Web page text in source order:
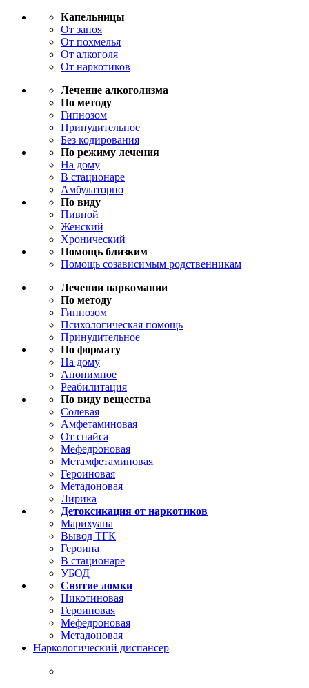
Капельницы
От запоя
От похмелья
От алкоголя
От наркотиков
Лечение алкоголизма
По методу
Гипнозом
Принудительное
Без кодирования
По режиму лечения
На дому
В стационаре
Амбулаторно
По виду
Пивной
Женский
Хронический
Помощь близким
Помощь созависимым родственникам
Лечении наркомании
По методу
Гипнозом
Психологическая помощь
Принудительное
По формату
На дому
Анонимное
Реабилитация
По виду вещества
Солевая
Амфетаминовая
От спайса
Мефедроновая
Метамфетаминовая
Героиновая
Метадоновая
Лирика
Детоксикация от наркотиков
Марихуана
Вывод ТГК
Героина
В стационаре
УБОД
Снятие ломки
Никотиновая
Героиновая
Мефедроновая
Метадоновая
Наркологический диспансер